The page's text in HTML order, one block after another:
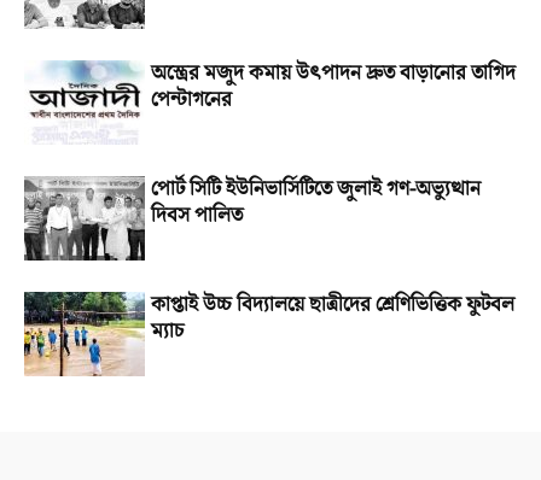
অস্ত্রের মজুদ কমায় উৎপাদন দ্রুত বাড়ানোর তাগিদ
পেন্টাগনের
পোর্ট সিটি ইউনিভার্সিটিতে জুলাই গণ-অভ্যুত্থান
দিবস পালিত
কাপ্তাই উচ্চ বিদ্যালয়ে ছাত্রীদের শ্রেণিভিত্তিক ফুটবল
ম্যাচ